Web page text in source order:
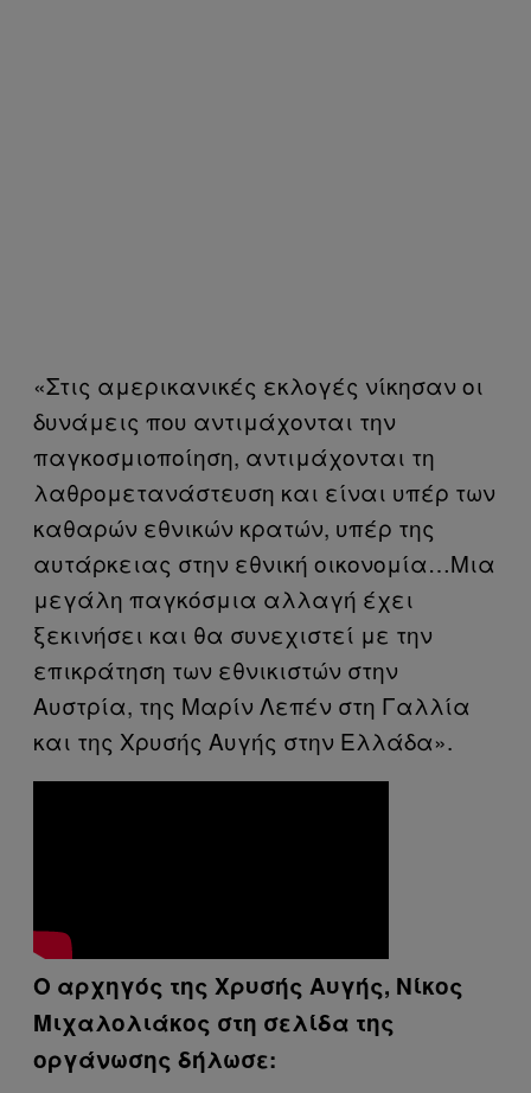
«Στις αμερικανικές εκλογές νίκησαν οι
δυνάμεις που αντιμάχονται την
παγκοσμιοποίηση, αντιμάχονται τη
λαθρομετανάστευση και είναι υπέρ των
καθαρών εθνικών κρατών, υπέρ της
αυτάρκειας στην εθνική οικονομία…Μια
μεγάλη παγκόσμια αλλαγή έχει
ξεκινήσει και θα συνεχιστεί με την
επικράτηση των εθνικιστών στην
Αυστρία, της Μαρίν Λεπέν στη Γαλλία
και της Χρυσής Αυγής στην Ελλάδα».
Ο αρχηγός της Χρυσής Αυγής, Νίκος
Μιχαλολιάκος στη σελίδα της
οργάνωσης δήλωσε: